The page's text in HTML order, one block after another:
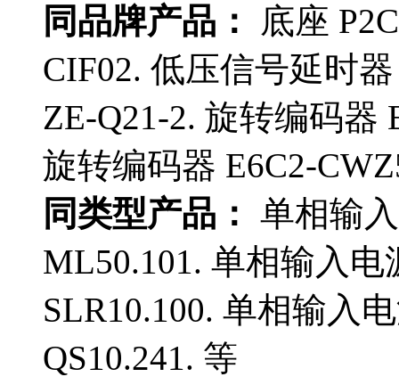
同品牌产品：
底座
CIF02. 低压信号延时
ZE-Q21-2. 旋转编码器
旋转编码器 E6C2-
同类型产品： 单相输
ML50.101. 单相输入
SLR10.100. 单相输入
QS10.241. 等